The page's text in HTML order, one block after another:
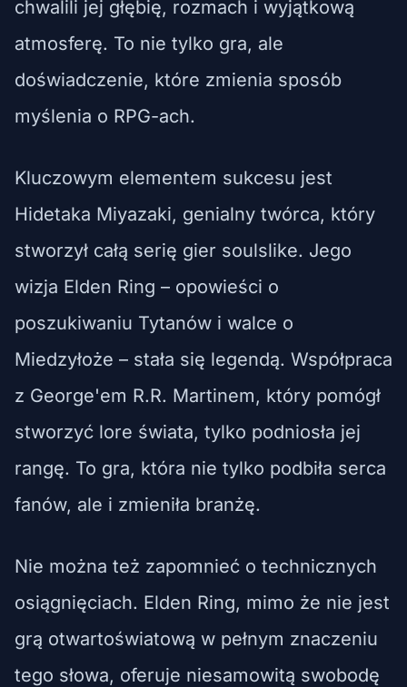
chwalili jej głębię, rozmach i wyjątkową
atmosferę. To nie tylko gra, ale
doświadczenie, które zmienia sposób
myślenia o RPG-ach.
Kluczowym elementem sukcesu jest
Hidetaka Miyazaki, genialny twórca, który
stworzył całą serię gier soulslike. Jego
wizja Elden Ring – opowieści o
poszukiwaniu Tytanów i walce o
Miedzyłoże – stała się legendą. Współpraca
z George'em R.R. Martinem, który pomógł
stworzyć lore świata, tylko podniosła jej
rangę. To gra, która nie tylko podbiła serca
fanów, ale i zmieniła branżę.
Nie można też zapomnieć o technicznych
osiągnięciach. Elden Ring, mimo że nie jest
grą otwartoświatową w pełnym znaczeniu
tego słowa, oferuje niesamowitą swobodę